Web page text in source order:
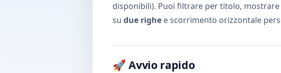
disponibili). Puoi filtrare per titolo,
su due righe e scorrimento orizzontale
🚀 Avvio rapido